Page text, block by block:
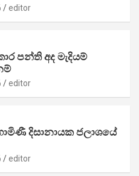
editor
පන්ති අද මැදියම්
editor
දිසානායක ජලාශයේ
editor